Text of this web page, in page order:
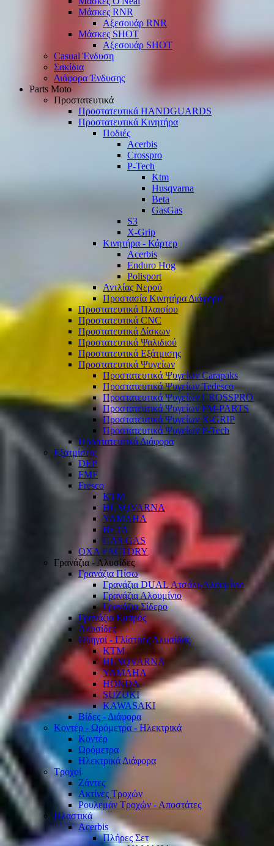
Μάσκες RNR
Αξεσουάρ RNR
Μάσκες SHOT
Αξεσουάρ SHOT
Casual Ένδυση
Σακίδια
Διάφορα Ένδυσης
Parts Moto
Προστατευτικά
Προστατευτικά HANDGUARDS
Προστατευτικά Κινητήρα
Ποδιές
Acerbis
Crosspro
P-Tech
Ktm
Husqvarna
Beta
GasGas
S3
X-Grip
Κινητήρα - Κάρτερ
Acerbis
Enduro Hog
Polisport
Αντλίας Νερού
Προστασία Κινητήρα Διάφορα
Προστατευτικά Πλαισίου
Προστατευτικά CNC
Προστατευτικά Δίσκων
Προστατευτικά Ψαλιδιού
Προστατευτικά Εξάτμισης
Προστατευτικά Ψυγείων
Προστατευτικά Ψυγείων Carapaks
Προστατευτικά Ψυγείων Tedesco
Προστατευτικά Ψυγείων CROSSPRO
Προστατευτικά Ψυγείων FM-PARTS
Προστατευτικά Ψυγείων X-GRIP
Προστατευτικά Ψυγείων P-Tech
Προστατευτικά Διάφορα
Εξατμίσεις
DEP
FMF
Fresco
KTM
HUSQVARNA
YAMAHA
BETA
GAS GAS
OXA FACTORY
Γρανάζια - Αλυσίδες
Γρανάζια Πίσω
Γρανάζια DUAL Ατσάλι-Αλουμίνιο
Γρανάζια Αλουμίνιο
Γρανάζια Σίδερο
Γρανάζια Εμπρός
Αλυσίδες
Οδηγοί - Γλίστρες Αλυσίδας
KTM
HUSQVARNA
YAMAHA
HONDA
SUZUKI
KAWASAKI
Βίδες - Διάφορα
Κοντέρ - Ωρόμετρα - Ηλεκτρικά
Κοντέρ
Ωρόμετρα
Ηλεκτρικά Διάφορα
Τροχοί
Ζάντες
Ακτίνες Τροχών
Ρουλεμάν Τροχών - Αποστάτες
Πλαστικά
Acerbis
Πλήρες Σετ